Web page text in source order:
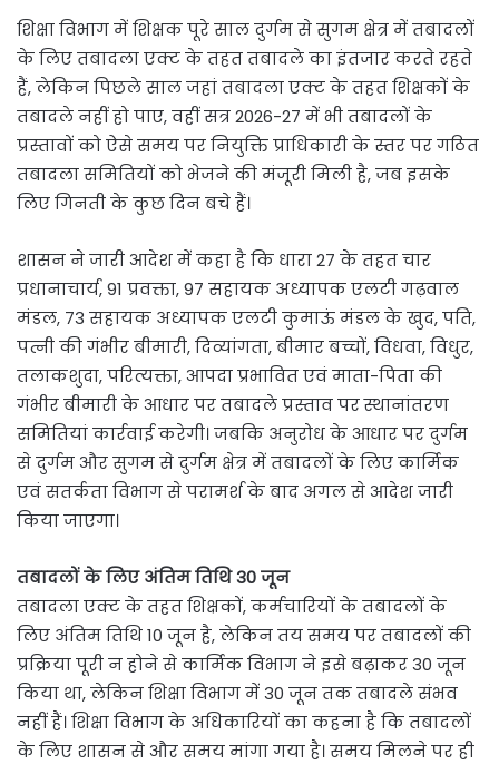
शिक्षा विभाग में शिक्षक पूरे साल दुर्गम से सुगम क्षेत्र में तबादलों
के लिए तबादला एक्ट के तहत तबादले का इंतजार करते रहते
हैं, लेकिन पिछले साल जहां तबादला एक्ट के तहत शिक्षकों के
तबादले नहीं हो पाए, वहीं सत्र 2026-27 में भी तबादलों के
प्रस्तावों को ऐसे समय पर नियुक्ति प्राधिकारी के स्तर पर गठित
तबादला समितियों को भेजने की मंजूरी मिली है, जब इसके
लिए गिनती के कुछ दिन बचे हैं।
शासन ने जारी आदेश में कहा है कि धारा 27 के तहत चार
प्रधानाचार्य, 91 प्रवक्ता, 97 सहायक अध्यापक एलटी गढ़वाल
मंडल, 73 सहायक अध्यापक एलटी कुमाऊं मंडल के खुद, पति,
पत्नी की गंभीर बीमारी, दिव्यांगता, बीमार बच्चों, विधवा, विधुर,
तलाकशुदा, परित्यक्ता, आपदा प्रभावित एवं माता-पिता की
गंभीर बीमारी के आधार पर तबादले प्रस्ताव पर स्थानांतरण
समितियां कार्रवाई करेगी। जबकि अनुरोध के आधार पर दुर्गम
से दुर्गम और सुगम से दुर्गम क्षेत्र में तबादलों के लिए कार्मिक
एवं सतर्कता विभाग से परामर्श के बाद अगल से आदेश जारी
किया जाएगा।
तबादलों के लिए अंतिम तिथि 30 जून
तबादला एक्ट के तहत शिक्षकों, कर्मचारियों के तबादलों के
लिए अंतिम तिथि 10 जून है, लेकिन तय समय पर तबादलों की
प्रक्रिया पूरी न होने से कार्मिक विभाग ने इसे बढ़ाकर 30 जून
किया था, लेकिन शिक्षा विभाग में 30 जून तक तबादले संभव
नहीं हैं। शिक्षा विभाग के अधिकारियों का कहना है कि तबादलों
के लिए शासन से और समय मांगा गया है। समय मिलने पर ही